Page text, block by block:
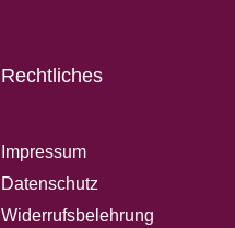
Rechtliches
Impressum
Datenschutz
Widerrufsbelehrung